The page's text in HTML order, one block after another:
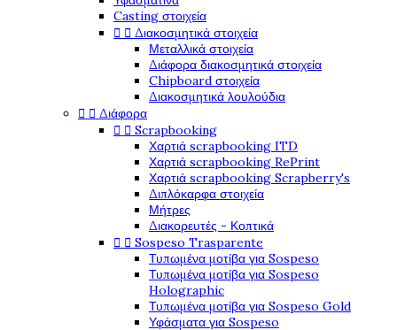
Casting στοιχεία
  Διακοσμητικά στοιχεία
Μεταλλικά στοιχεία
Διάφορα διακοσμητικά στοιχεία
Chipboard στοιχεία
Διακοσμητικά λουλούδια
  Διάφορα
  Scrapbooking
Χαρτιά scrapbooking ITD
Χαρτιά scrapbooking RePrint
Χαρτιά scrapbooking Scrapberry's
Διπλόκαρφα στοιχεία
Μήτρες
Διακορευτές - Κοπτικά
  Sospeso Trasparente
Τυπωμένα μοτίβα για Sospeso
Τυπωμένα μοτίβα για Sospeso
Holographic
Τυπωμένα μοτίβα για Sospeso Gold
Υφάσματα για Sospeso